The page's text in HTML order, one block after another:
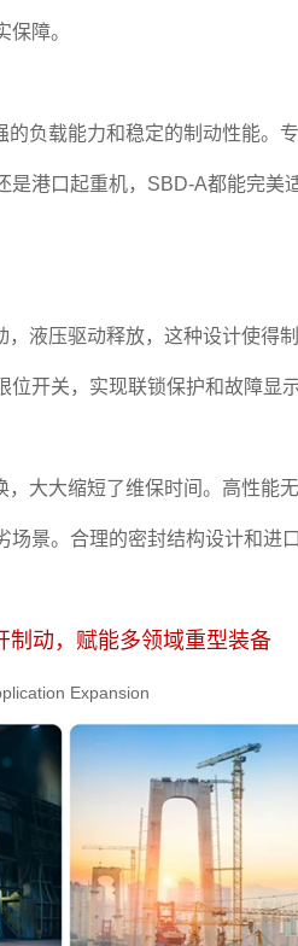
障。
负载能力和稳定的制动性能。
港口起重机，SBD-A都能完美
液压驱动释放，这种设计使得
开关，实现联锁保护和故障显
大大缩短了维保时间。高性能
景。合理的密封结构设计和进
制动，赋能多领域重型装备
Expansion